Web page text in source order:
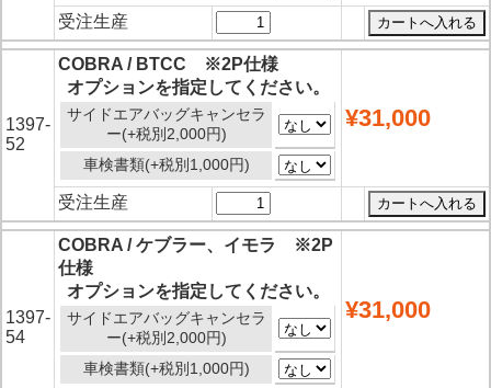
受注生産
1397-
52
COBRA / BTCC ※2P仕様
オプションを指定してください。
サイドエアバッグキャンセラ
ー(+税別2,000円)
車検書類(+税別1,000円)
¥31,000
受注生産
1397-
54
COBRA / ケブラー、イモラ ※2P
仕様
オプションを指定してください。
サイドエアバッグキャンセラ
ー(+税別2,000円)
車検書類(+税別1,000円)
¥31,000